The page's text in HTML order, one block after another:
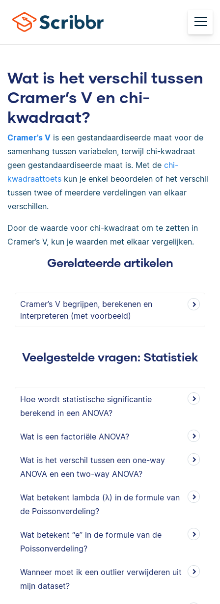
Wat is het verschil tussen
Cramer’s V en chi-
kwadraat?
Cramer’s V is een gestandaardiseerde maat voor de
samenhang tussen variabelen, terwijl chi-kwadraat
geen gestandaardiseerde maat is. Met de chi-
kwadraattoets kun je enkel beoordelen of het verschil
tussen twee of meerdere verdelingen van elkaar
verschillen.
Door de waarde voor chi-kwadraat om te zetten in
Cramer’s V, kun je waarden met elkaar vergelijken.
Gerelateerde artikelen
Cramer’s V begrijpen, berekenen en
interpreteren (met voorbeeld)
Veelgestelde vragen: Statistiek
Hoe wordt statistische significantie
berekend in een ANOVA?
Wat is een factoriële ANOVA?
Wat is het verschil tussen een one-way
ANOVA en een two-way ANOVA?
Wat betekent lambda (λ) in de formule van
de Poissonverdeling?
Wat betekent “e” in de formule van de
Poissonverdeling?
Wanneer moet ik een outlier verwijderen uit
mijn dataset?